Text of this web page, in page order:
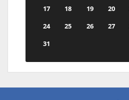
17
18 19 20
24
25 26 27
31